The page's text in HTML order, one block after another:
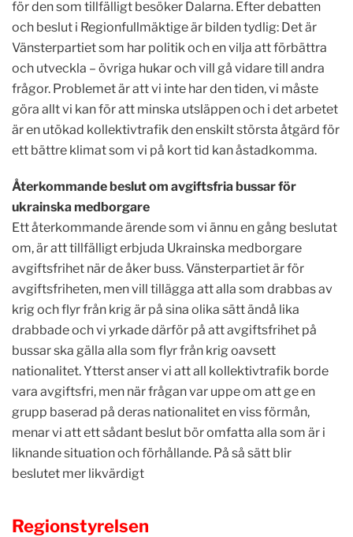
för den som tillfälligt besöker Dalarna. Efter debatten
och beslut i Regionfullmäktige är bilden tydlig: Det är
Vänsterpartiet som har politik och en vilja att förbättra
och utveckla – övriga hukar och vill gå vidare till andra
frågor. Problemet är att vi inte har den tiden, vi måste
göra allt vi kan för att minska utsläppen och i det arbetet
är en utökad kollektivtrafik den enskilt största åtgärd för
ett bättre klimat som vi på kort tid kan åstadkomma.
Återkommande beslut om avgiftsfria bussar för
ukrainska medborgare
Ett återkommande ärende som vi ännu en gång beslutat
om, är att tillfälligt erbjuda Ukrainska medborgare
avgiftsfrihet när de åker buss. Vänsterpartiet är för
avgiftsfriheten, men vill tillägga att alla som drabbas av
krig och flyr från krig är på sina olika sätt ändå lika
drabbade och vi yrkade därför på att avgiftsfrihet på
bussar ska gälla alla som flyr från krig oavsett
nationalitet. Ytterst anser vi att all kollektivtrafik borde
vara avgiftsfri, men när frågan var uppe om att ge en
grupp baserad på deras nationalitet en viss förmån,
menar vi att ett sådant beslut bör omfatta alla som är i
liknande situation och förhållande. På så sätt blir
beslutet mer likvärdigt
Regionstyrelsen